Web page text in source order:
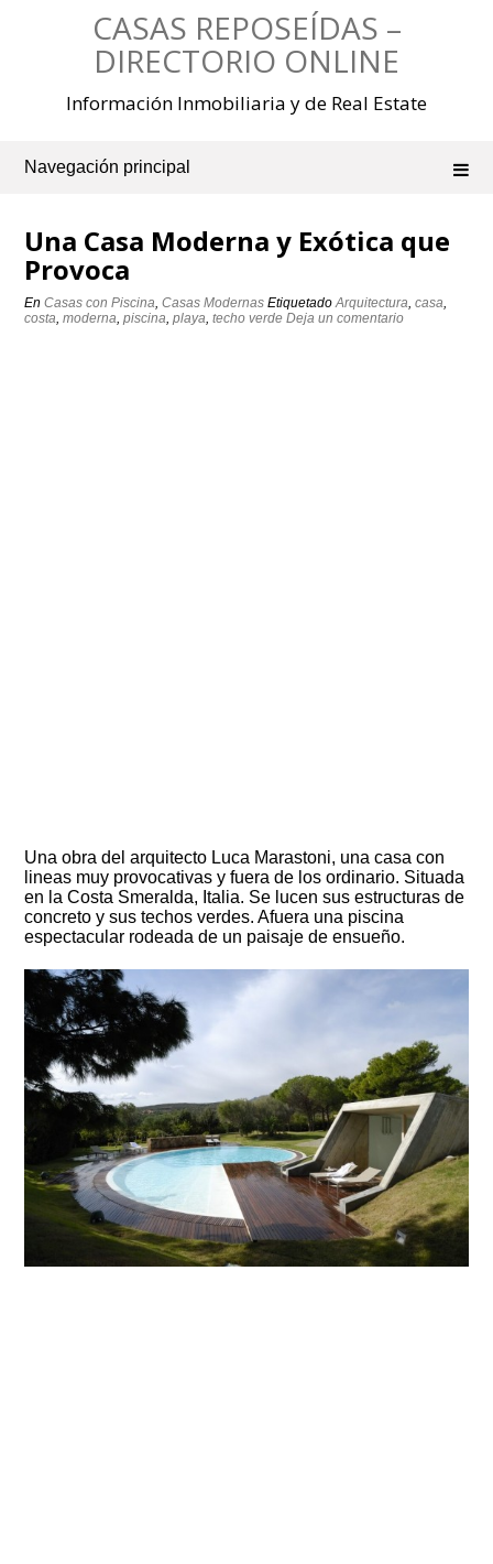
CASAS REPOSEÍDAS –
DIRECTORIO ONLINE
Información Inmobiliaria y de Real Estate
Navegación principal
Una Casa Moderna y Exótica que
Provoca
EnCasas con Piscina,Casas Modernas EtiquetadoArquitectura,casa,
costa,moderna,piscina,playa,techo verde Deja un comentario
Una obra del arquitecto Luca Marastoni, una casa con
lineas muy provocativas y fuera de los ordinario. Situada
en la Costa Smeralda, Italia. Se lucen sus estructuras de
concreto y sus techos verdes. Afuera una piscina
espectacular rodeada de un paisaje de ensueño.